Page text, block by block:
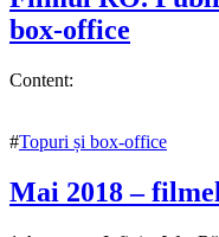
box-office
4
decembrie
Content:
#Topuri și box-office
Mai 2018 –